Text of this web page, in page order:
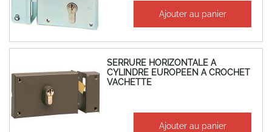
À partir de
451,98 €
376,65 € Ajouter au panier
SERRURE HORIZONTALE A
CYLINDRE EUROPEEN A CROCHET
VACHETTE
À partir de
Ajouter au panier